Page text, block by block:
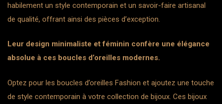
habilement un style contemporain et un savoir-faire artisanal
de qualité, offrant ainsi des pièces d’exception.
Leur design minimaliste et féminin confère une élégance
absolue à ces boucles d’oreilles modernes.
Optez pour les boucles d’oreilles Fashion et ajoutez une touche
de style contemporain à votre collection de bijoux. Ces bijoux